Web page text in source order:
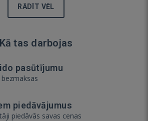
RĀDĪT VĒL
Kā tas darbojas
pasūtījumu
piedāvājumus
piedāvās savas cenas